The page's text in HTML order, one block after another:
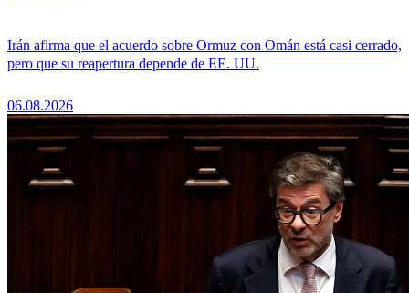
Irán afirma que el acuerdo sobre Ormuz con Omán está casi cerrado,
pero que su reapertura depende de EE. UU.
06.08.2026